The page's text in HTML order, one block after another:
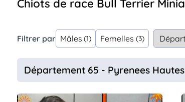
Assurances
Connexion
Chiots de race Bull Terrier
Filtrer par Mâles (1) Femelles (3)
Département 65 - Pyrenees